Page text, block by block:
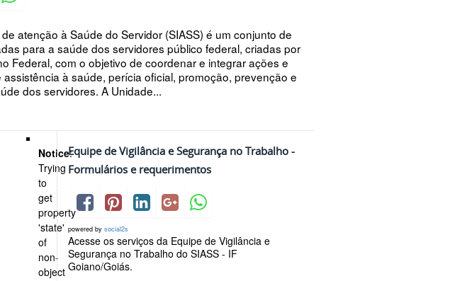
atenção à Saúde do Servidor (SIASS) é um conjunto de
para a saúde dos servidores público federal, criadas por
Federal, com o objetivo de coordenar e integrar ações e
à saúde, perícia oficial, promoção, prevenção e
dos servidores. A Unidade...
Notice:
Trying
to
get
property
'state'
of
non-
object
Equipe de Vigilância e Segurança no Trabalho -
Formulários e requerimentos
powered bysocial2s
Acesse os serviços da Equipe de Vigilância e
Segurança no Trabalho do SIASS - IF
Goiano/Goiás.